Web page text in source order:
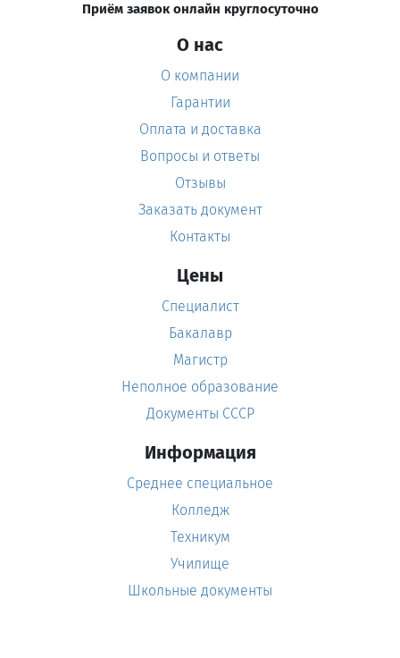
Приём заявок онлайн круглосуточно
О нас
О компании
Гарантии
Оплата и доставка
Вопросы и ответы
Отзывы
Заказать документ
Контакты
Цены
Специалист
Бакалавр
Магистр
Неполное образование
Документы СССР
Информация
Среднее специальное
Колледж
Техникум
Училище
Школьные документы